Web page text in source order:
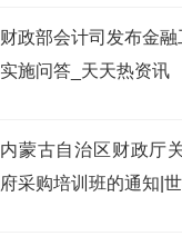
财政部会计司发布金融
实施问答_天天热资讯
内蒙古自治区财政厅
府采购培训班的通知|